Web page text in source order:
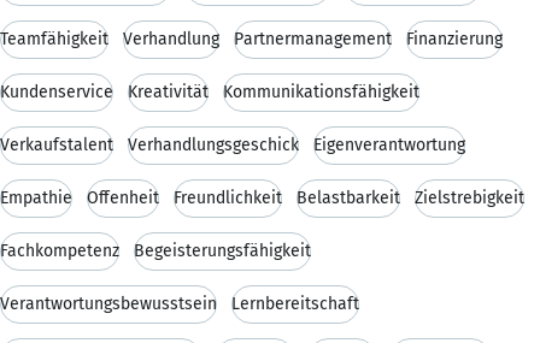
Teamfähigkeit Verhandlung Partnermanagement Finanzierung
Kundenservice Kreativität Kommunikationsfähigkeit
Verkaufstalent Verhandlungsgeschick Eigenverantwortung
Empathie Offenheit Freundlichkeit Belastbarkeit Zielstrebigkeit
Fachkompetenz Begeisterungsfähigkeit
Verantwortungsbewusstsein Lernbereitschaft